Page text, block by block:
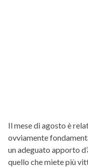
Il mese di agosto è
ovviamente
un adeguato apporto
quello che miete più